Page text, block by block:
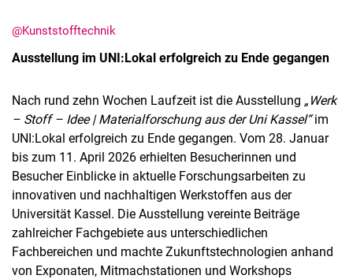
Shop
Angebote für Schüler:innen / Studieninteressierte
50 Jahre Maschinenbau
Mediathek
Suche
@Kunststofftechnik
Ausstellung im UNI:Lokal erfolgreich zu Ende gegangen
Nach rund zehn Wochen Laufzeit ist die Ausstellung „Werk
– Stoff – Idee | Materialforschung aus der Uni Kassel“im
UNI:Lokal erfolgreich zu Ende gegangen. Vom 28. Januar
bis zum 11. April 2026 erhielten Besucherinnen und
Besucher Einblicke in aktuelle Forschungsarbeiten zu
innovativen und nachhaltigen Werkstoffen aus der
Universität Kassel. Die Ausstellung vereinte Beiträge
zahlreicher Fachgebiete aus unterschiedlichen
Fachbereichen und machte Zukunftstechnologien anhand
von Exponaten, Mitmachstationen und Workshops